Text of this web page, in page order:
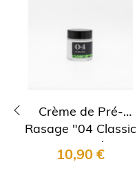
Crème de Pré-
Rasage "04 Classic
Mint" Epsilon
10,90 €